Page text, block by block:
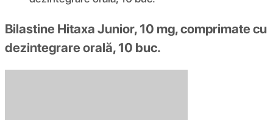
Bilastine Hitaxa Junior, 10 mg, comprimate cu
dezintegrare orală, 10 buc.